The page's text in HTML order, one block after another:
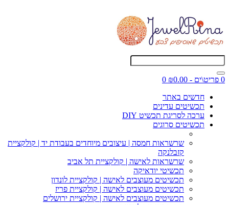
0 פריט\ים - ₪0.00
0
חדשים באתר
תכשיטים עדינים
ערכה לסריגת תכשיט DIY
תכשיטים סרוגים
שרשראות חמסה | עיצובים מיוחדים בעבודת יד | קולקציית
קזבלנקה
שרשראות לאישה | קולקציית תל אביב
תכשיטי יודאיקה
תכשיטים מעוצבים לאישה | קולקציית לונדון
תכשיטים מעוצבים לאישה | קולקציית פריז
תכשיטים מעוצבים לאישה | קולקציית ירושלים